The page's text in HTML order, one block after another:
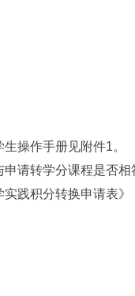
操作手册见附件1。
转学分课程是否相
践积分转换申请表》